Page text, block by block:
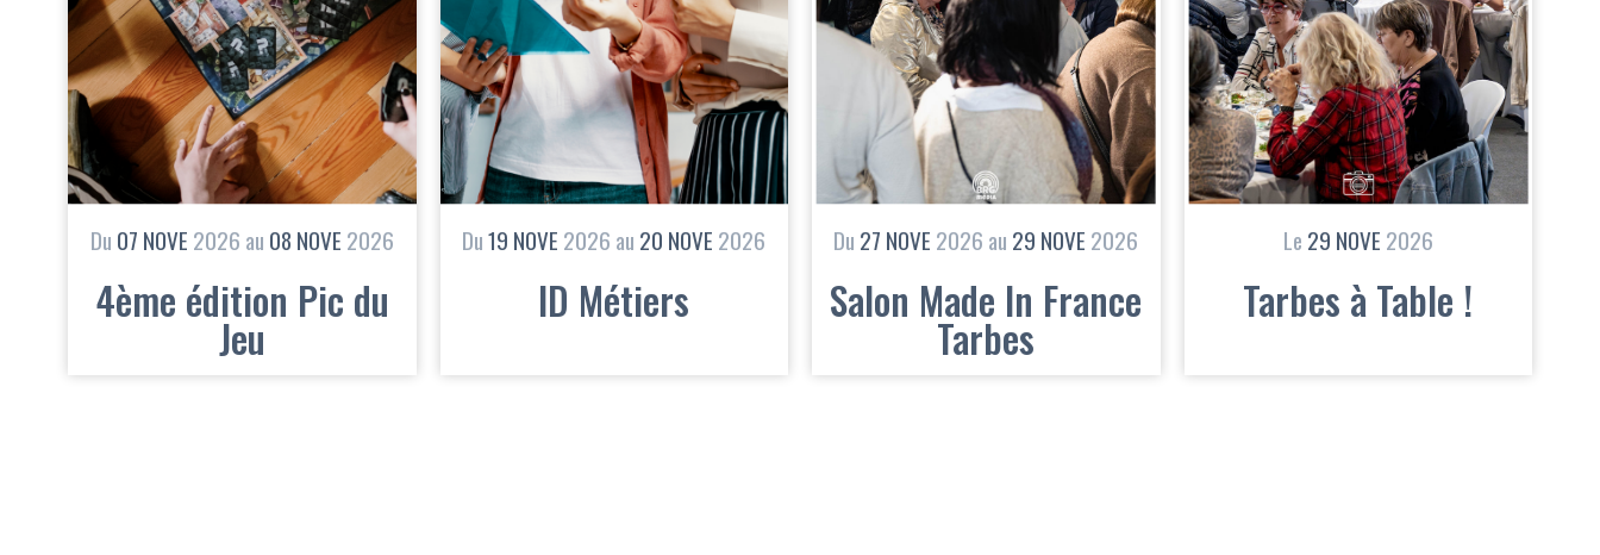
Du 07 NOVE 2026 au 08 NOVE 2026
4ème édition Pic du
Jeu
Du19 NOVE 2026 au 20 NOVE 2026
ID Métiers
Du 27 NOVE 2026 au 29 NOVE 2026
Salon Made In France
Tarbes
Le 29 NOVE 2026
Tarbes à Table !